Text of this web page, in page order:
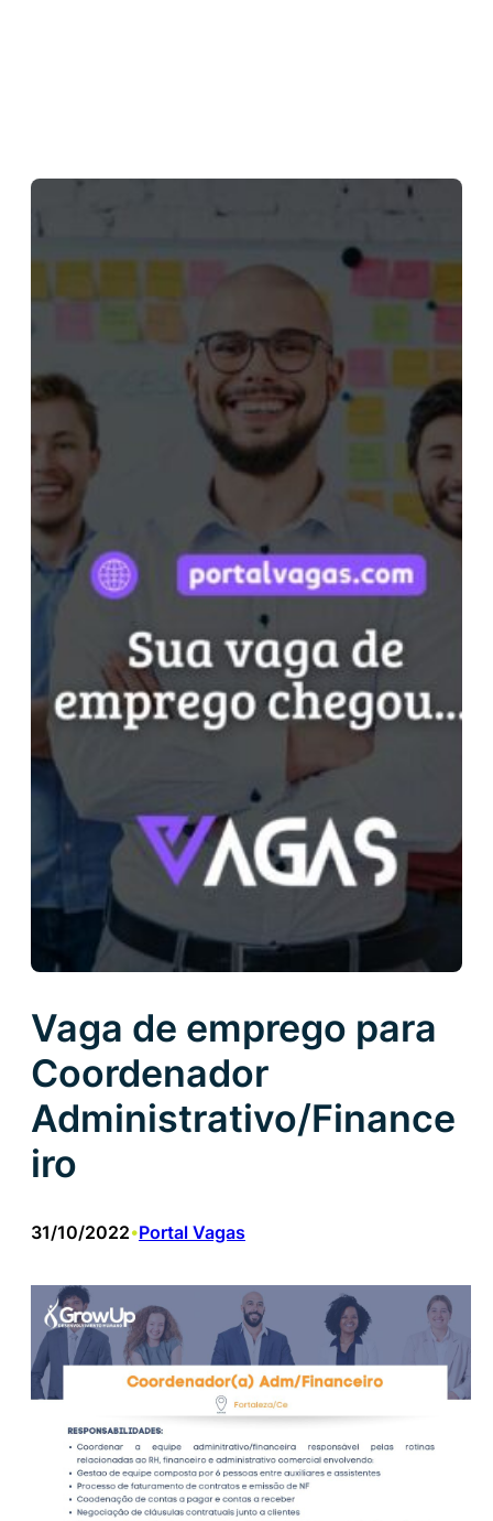
Vaga de emprego para
Coordenador
Administrativo/Finance
iro
31/10/2022•Portal Vagas